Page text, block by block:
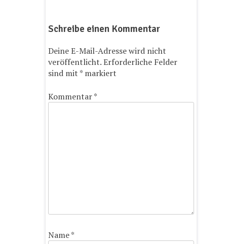
Schreibe einen Kommentar
Deine E-Mail-Adresse wird nicht
veröffentlicht.Erforderliche Felder
sind mit * markiert
Kommentar*
Name*